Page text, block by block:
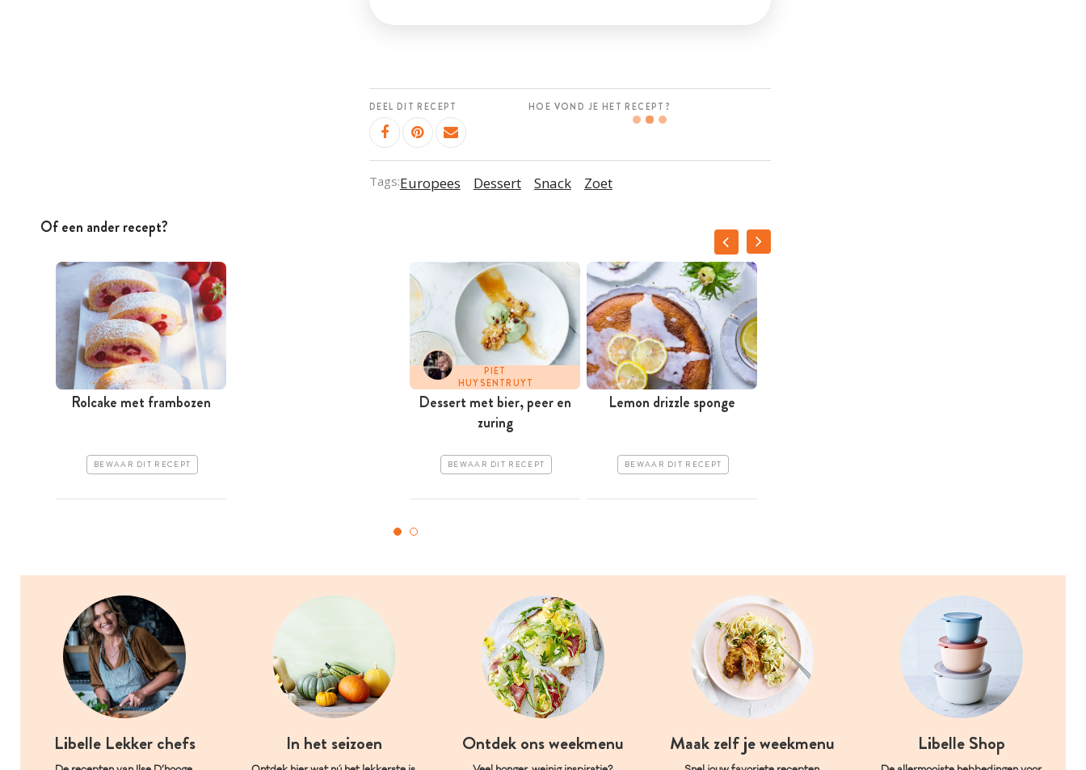
DEEL DIT RECEPT HOE VOND JE HET RECEPT?
Tags:Europees Dessert Snack Zoet
Of een ander recept?
Rolcake met frambozen
BEWAAR DIT RECEPT
PIET
HUYSENTRUYT
Dessert met bier, peer en
zuring
BEWAAR DIT RECEPT
Lemon drizzle sponge
BEWAAR DIT RECEPT
Libelle Lekker chefs In het seizoen Ontdek ons weekmenu Maak zelf je weekmenu Libelle Shop